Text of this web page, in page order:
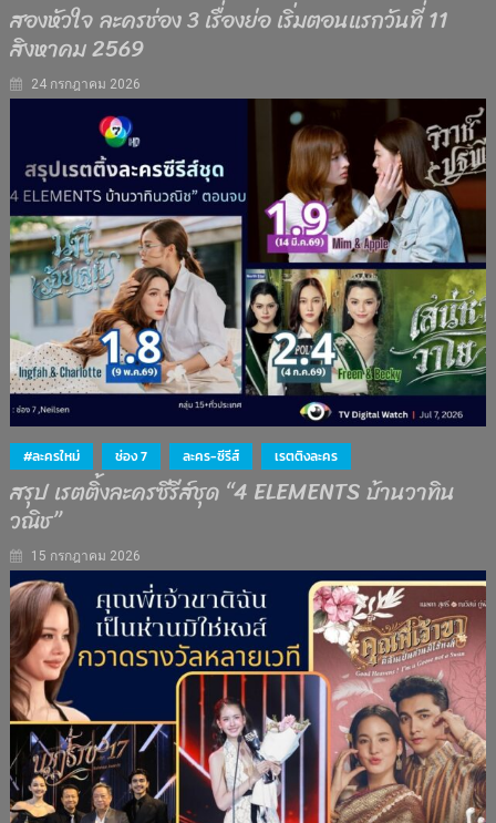
สองหัวใจ ละครช่อง 3 เรื่องย่อ เริ่มตอนแรกวันที่ 11
สิงหาคม 2569
24 กรกฎาคม 2026
#ละครใหม่ ช่อง 7 ละคร-ซีรีส์ เรตติงละคร
สรุป เรตติ้งละครซีรีส์ชุด “4 ELEMENTS บ้านวาทิน
วณิช”
15 กรกฎาคม 2026